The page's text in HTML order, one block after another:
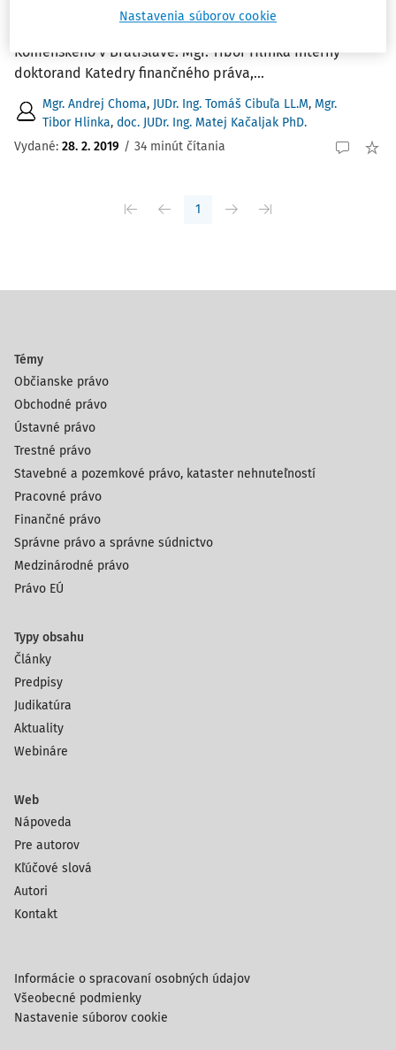
Tomáš Cibuľa LLM. Externý spolupracovník Katedry
Komenského v Bratislave. Mgr. Tibor Hlinka Interný
doktorand Katedry finančného práva,...
Mgr. Andrej Choma, JUDr. Ing. Tomáš Cibuľa LL.M, Mgr.
Tibor Hlinka, doc. JUDr. Ing. Matej Kačaljak PhD.
Vydané: 28. 2. 2019 / 34 minút čítania
1
Témy
Občianske právo
Obchodné právo
Ústavné právo
Trestné právo
Stavebné a pozemkové právo, kataster nehnuteľností
Pracovné právo
Finančné právo
Správne právo a správne súdnictvo
Medzinárodné právo
Právo EÚ
Typy obsahu
Články
Predpisy
Judikatúra
Aktuality
Webináre
Web
Nápoveda
Pre autorov
Kľúčové slová
Autori
Kontakt
Informácie o spracovaní osobných údajov
Všeobecné podmienky
Nastavenie súborov cookie
Nastavenia súborov cookie